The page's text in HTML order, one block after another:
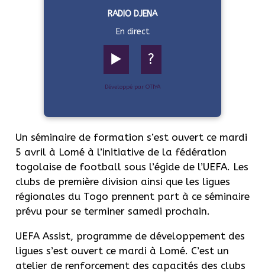
RADIO DJENA
En direct
▶️ ?
Développé par OTIYA
Un séminaire de formation s’est ouvert ce mardi
5 avril à Lomé à l’initiative de la fédération
togolaise de football sous l’égide de l’UEFA. Les
clubs de première division ainsi que les ligues
régionales du Togo prennent part à ce séminaire
prévu pour se terminer samedi prochain.
UEFA Assist, programme de développement des
ligues s’est ouvert ce mardi à Lomé. C’est un
atelier de renforcement des capacités des clubs